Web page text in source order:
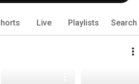
Live Playlists Search